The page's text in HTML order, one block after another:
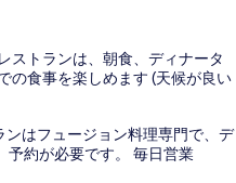
ストランは、朝食、ディナータ
の食事を楽しめます (天候が良い
ンはフュージョン料理専門で、デ
予約が必要です。 毎日営業